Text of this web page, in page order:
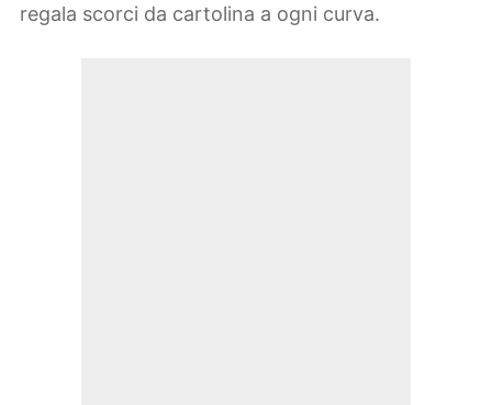
regala scorci da cartolina a ogni curva.